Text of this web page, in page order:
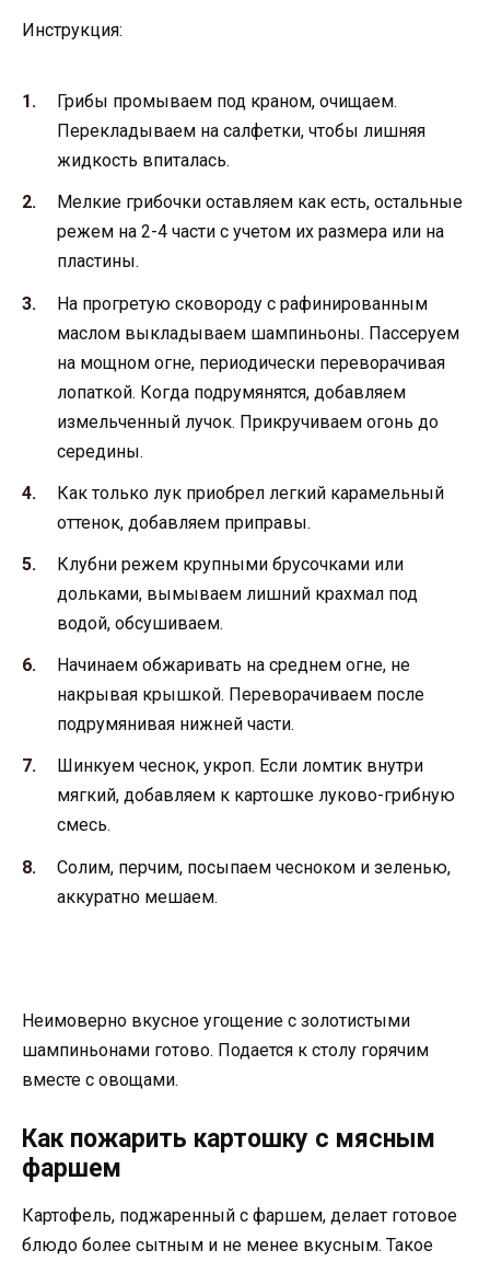
Инструкция:
Грибы промываем под краном, очищаем.
Перекладываем на салфетки, чтобы лишняя
жидкость впиталась.
Мелкие грибочки оставляем как есть, остальные
режем на 2-4 части с учетом их размера или на
пластины.
На прогретую сковороду с рафинированным
маслом выкладываем шампиньоны. Пассеруем
на мощном огне, периодически переворачивая
лопаткой. Когда подрумянятся, добавляем
измельченный лучок. Прикручиваем огонь до
середины.
Как только лук приобрел легкий карамельный
оттенок, добавляем приправы.
Клубни режем крупными брусочками или
дольками, вымываем лишний крахмал под
водой, обсушиваем.
Начинаем обжаривать на среднем огне, не
накрывая крышкой. Переворачиваем после
подрумянивая нижней части.
Шинкуем чеснок, укроп. Если ломтик внутри
мягкий, добавляем к картошке луково-грибную
смесь.
Солим, перчим, посыпаем чесноком и зеленью,
аккуратно мешаем.
Неимоверно вкусное угощение с золотистыми
шампиньонами готово. Подается к столу горячим
вместе с овощами.
Как пожарить картошку с мясным
фаршем
Картофель, поджаренный с фаршем, делает готовое
блюдо более сытным и не менее вкусным. Такое